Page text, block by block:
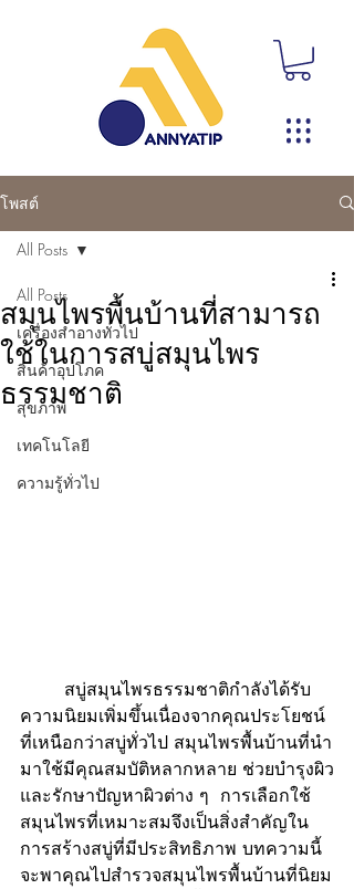
โพสต์
All Posts
เครื่องสำอางทั่วไป
สินค้าอุปโภค
สุขภาพ
เทคโนโลยี
ความรู้ทั่วไป
All Posts
สมุนไพรพื้นบ้านที่สามารถ
ใช้ในการสบู่สมุนไพร
ธรรมชาติ
ความนิยมเพิ่มขึ้นเนื่องจากคุณประโยชน์
ที่เหนือกว่าสบู่ทั่วไป สมุนไพรพื้นบ้านที่นำ
มาใช้มีคุณสมบัติหลากหลาย ช่วยบำรุงผิว
และรักษาปัญหาผิวต่าง ๆ  การเลือกใช้
สมุนไพรที่เหมาะสมจึงเป็นสิ่งสำคัญใน
การสร้างสบู่ที่มีประสิทธิภาพ บทความนี้
จะพาคุณไปสำรวจสมุนไพรพื้นบ้านที่นิยม